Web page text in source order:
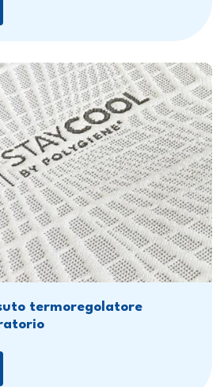
termoregolatore